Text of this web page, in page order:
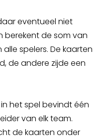
eventueel niet
berekent de som van
spelers. De kaarten
de andere zijde een
het spel bevindt één
van elk team.
de kaarten onder